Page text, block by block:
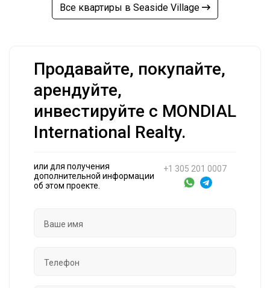
Все квартиры в Seaside Village
Продавайте, покупайте,
арендуйте,
инвестируйте с MONDIAL
International Realty.
или для получения
дополнительной информации
об этом проекте.
+1 305 201 0007